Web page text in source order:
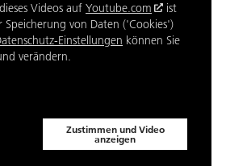
Videos auf Youtube.com
ist
Speicherung von Daten ('Cookies')
Einstellungen können Sie
verändern.
Zustimmen und Video
anzeigen